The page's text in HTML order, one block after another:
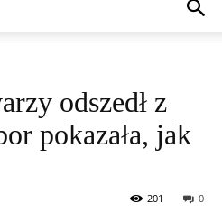
odszedł z
pokazała, jak
0
201